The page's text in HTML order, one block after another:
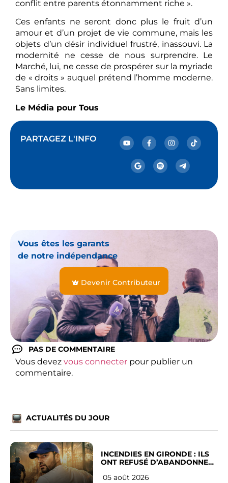
conflit entre parents étonnamment riche ».
Ces enfants ne seront donc plus le fruit d’un
amour et d’un projet de vie commune, mais les
objets d’un désir individuel frustré, inassouvi. La
modernité ne cesse de nous surprendre. Le
Marché, lui, ne cesse de prospérer sur la myriade
de « droits » auquel prétend l’homme moderne.
Sans limites.
Le Média pour Tous
PARTAGEZ L'INFO
Vous êtes les garants
de notre indépendance
Devenir Contributeur
PAS DE COMMENTAIRE
Vous devez vous connecter pour publier un
commentaire.
ACTUALITÉS DU JOUR
INCENDIES EN GIRONDE : ILS
ONT REFUSÉ D’ABANDONNER
05 août 2026